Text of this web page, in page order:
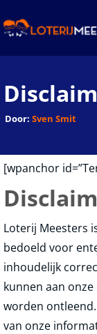
to
Door: Sven Smit
[wpanchor
Loterij Meesters
bedoeld voor
inhoudelijk
kunnen aan
worden
van onze